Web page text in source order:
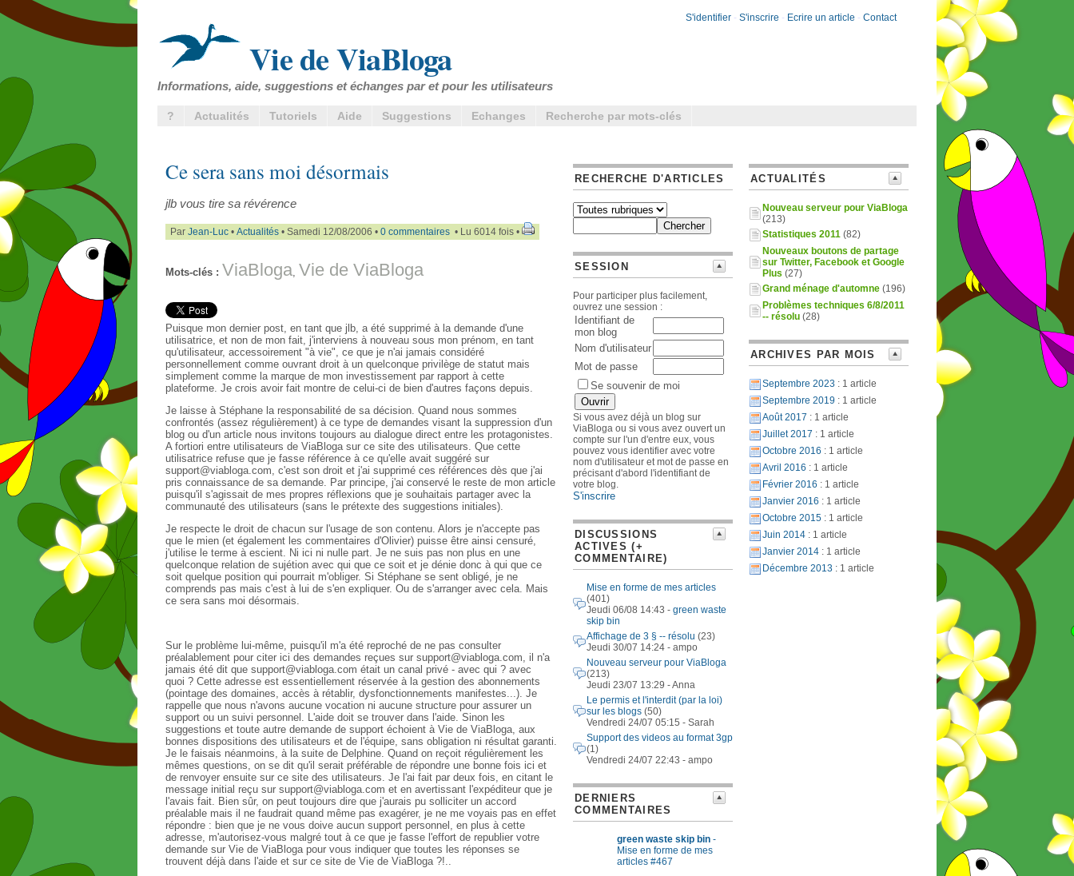
S'identifier - S'inscrire - Ecrire un article - Contact
Vie de ViaBloga
Informations, aide, suggestions et échanges par et pour les utilisateurs
? Actualités Tutoriels Aide Suggestions Echanges Recherche par mots-clés
Ce sera sans moi désormais
jlb vous tire sa révérence
Par Jean-Luc • Actualités • Samedi 12/08/2006 • 0 commentaires • Lu 6014 fois •
Mots-clés : ViaBloga Vie de ViaBloga
Puisque mon dernier post, en tant que jlb, a été supprimé à la demande d'une
utilisatrice, et non de mon fait, j'interviens à nouveau sous mon prénom, en tant
qu'utilisateur, accessoirement "à vie", ce que je n'ai jamais considéré
personnellement comme ouvrant droit à un quelconque privilège de statut mais
simplement comme la marque de mon investissement par rapport à cette
plateforme. Je crois avoir fait montre de celui-ci de bien d'autres façons depuis.
Je laisse à Stéphane la responsabilité de sa décision. Quand nous sommes
confrontés (assez régulièrement) à ce type de demandes visant la suppression d'un
blog ou d'un article nous invitons toujours au dialogue direct entre les protagonistes.
A fortiori entre utilisateurs de ViaBloga sur ce site des utilisateurs. Que cette
utilisatrice refuse que je fasse référence à ce qu'elle avait suggéré sur
support@viabloga.com, c'est son droit et j'ai supprimé ces références dès que j'ai
pris connaissance de sa demande. Par principe, j'ai conservé le reste de mon article
puisqu'il s'agissait de mes propres réflexions que je souhaitais partager avec la
communauté des utilisateurs (sans le prétexte des suggestions initiales).
Je respecte le droit de chacun sur l'usage de son contenu. Alors je n'accepte pas
que le mien (et également les commentaires d'Olivier) puisse être ainsi censuré,
j'utilise le terme à escient. Ni ici ni nulle part. Je ne suis pas non plus en une
quelconque relation de sujétion avec qui que ce soit et je dénie donc à qui que ce
soit quelque position qui pourrait m'obliger. Si Stéphane se sent obligé, je ne
comprends pas mais c'est à lui de s'en expliquer. Ou de s'arranger avec cela. Mais
ce sera sans moi désormais.
Sur le problème lui-même, puisqu'il m'a été reproché de ne pas consulter
préalablement pour citer ici des demandes reçues sur support@viabloga.com, il n'a
jamais été dit que support@viabloga.com était un canal privé - avec qui ? avec
quoi ? Cette adresse est essentiellement réservée à la gestion des abonnements
(pointage des domaines, accès à rétablir, dysfonctionnements manifestes...). Je
rappelle que nous n'avons aucune vocation ni aucune structure pour assurer un
support ou un suivi personnel. L'aide doit se trouver dans l'aide. Sinon les
suggestions et toute autre demande de support échoient à Vie de ViaBloga, aux
bonnes dispositions des utilisateurs et de l'équipe, sans obligation ni résultat garanti.
Je le faisais néanmoins, à la suite de Delphine. Quand on reçoit régulièrement les
mêmes questions, on se dit qu'il serait préférable de répondre une bonne fois ici et
de renvoyer ensuite sur ce site des utilisateurs. Je l'ai fait par deux fois, en citant le
message initial reçu sur support@viabloga.com et en avertissant l'expéditeur que je
l'avais fait. Bien sûr, on peut toujours dire que j'aurais pu solliciter un accord
préalable mais il ne faudrait quand même pas exagérer, je ne me voyais pas en effet
répondre : bien que je ne vous doive aucun support personnel, en plus à cette
adresse, m'autorisez-vous malgré tout à ce que je fasse l'effort de republier votre
demande sur Vie de ViaBloga pour vous indiquer que toutes les réponses se
trouvent déjà dans l'aide et sur ce site de Vie de ViaBloga ?!..
RECHERCHE D'ARTICLES
SESSION
Pour participer plus facilement,
ouvrez une session :
Identifiant de
mon blog
Nom d'utilisateur
Mot de passe
Se souvenir de moi
Si vous avez déjà un blog sur
ViaBloga ou si vous avez ouvert un
compte sur l'un d'entre eux, vous
pouvez vous identifier avec votre
nom d'utilisateur et mot de passe en
précisant d'abord l'identifiant de
votre blog.
S'inscrire
DISCUSSIONS
ACTIVES (+
COMMENTAIRE)
Mise en forme de mes articles
(401)
Jeudi 06/08 14:43 - green waste
skip bin
Affichage de 3 § -- résolu (23)
Jeudi 30/07 14:24 - ampo
Nouveau serveur pour ViaBloga
(213)
Jeudi 23/07 13:29 - Anna
Le permis et l'interdit (par la loi)
sur les blogs (50)
Vendredi 24/07 05:15 - Sarah
Support des videos au format 3gp
(1)
Vendredi 24/07 22:43 - ampo
DERNIERS
COMMENTAIRES
green waste skip bin -
Mise en forme de mes
articles #467
ACTUALITÉS
Nouveau serveur pour ViaBloga
(213)
Statistiques 2011 (82)
Nouveaux boutons de partage
sur Twitter, Facebook et Google
Plus (27)
Grand ménage d'automne (196)
Problèmes techniques 6/8/2011
-- résolu (28)
ARCHIVES PAR MOIS
Septembre 2023 : 1 article
Septembre 2019 : 1 article
Août 2017 : 1 article
Juillet 2017 : 1 article
Octobre 2016 : 1 article
Avril 2016 : 1 article
Février 2016 : 1 article
Janvier 2016 : 1 article
Octobre 2015 : 1 article
Juin 2014 : 1 article
Janvier 2014 : 1 article
Décembre 2013 : 1 article